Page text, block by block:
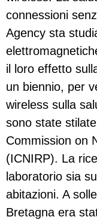
connessioni
Agency sta
il loro effetto
un biennio, per
wireless sulla
sono state
Commission on
(ICNIRP). La
laboratorio sia
abitazioni. A
Bretagna era